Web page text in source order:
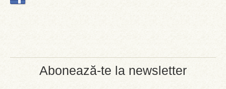
Abonează-te la newsletter